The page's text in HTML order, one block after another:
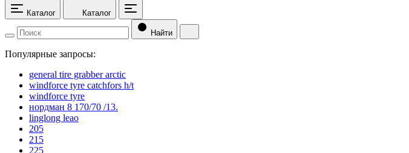
Каталог Каталог
Найти
Популярные запросы:
general tire grabber arctic
windforce tyre catchfors h/t
windforce tyre
нордман 8 170/70 /13.
linglong leao
205
215
225